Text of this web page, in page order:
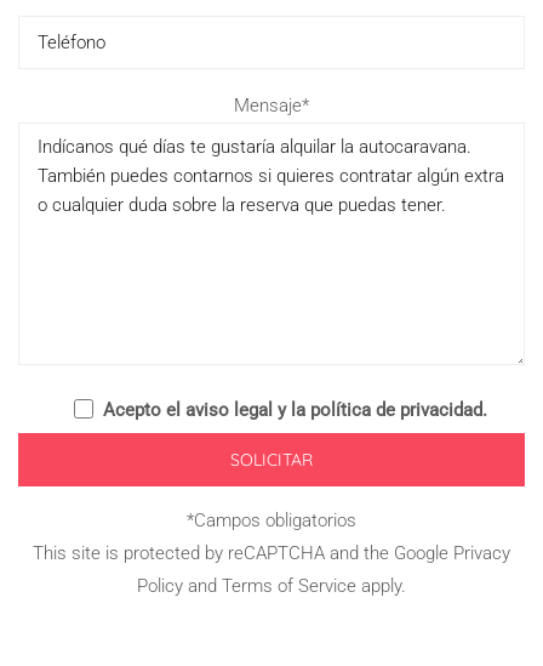
leave
this
field
Mensaje*
Acepto el aviso legal y la política de privacidad.
*Campos obligatorios
This site is protected by reCAPTCHA and the Google Privacy
Policy and Terms of Service apply.